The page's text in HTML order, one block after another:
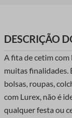
DESCRIÇÃO
A fita de cetim com
muitas finalidades.
bolsas, roupas,
com Lurex, não é
qualquer festa ou